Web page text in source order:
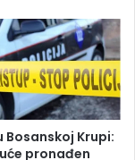
Bosanskoj Krupi:
pronađen